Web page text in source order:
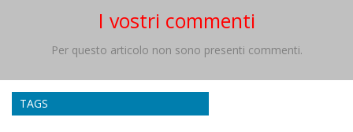
I vostri commenti
Per questo articolo non sono presenti commenti.
TAGS